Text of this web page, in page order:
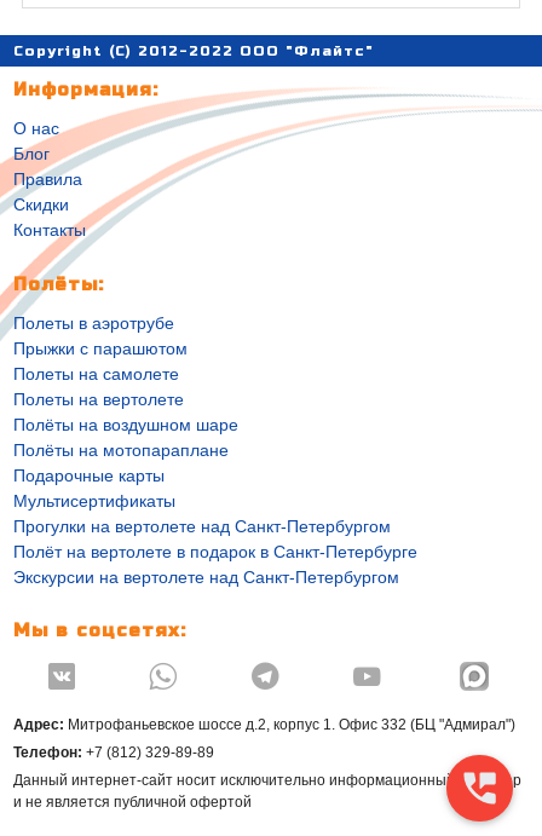
Copyright (C) 2012-2022 ООО "Флайтс"
Информация:
О нас
Блог
Правила
Скидки
Контакты
Полёты:
Полеты в аэротрубе
Прыжки с парашютом
Полеты на самолете
Полеты на вертолете
Полёты на воздушном шаре
Полёты на мотопараплане
Подарочные карты
Мультисертификаты
Прогулки на вертолете над Санкт-Петербургом
Полёт на вертолете в подарок в Санкт-Петербурге
Экскурсии на вертолете над Санкт-Петербургом
Мы в соцсетях:
   
Адрес: Митрофаньевское шоссе д.2, корпус 1. Офис 332 (БЦ "Адмирал")
Телефон: +7 (812) 329-89-89
Данный интернет-сайт носит исключительно информационный характер
и не является публичной офертой